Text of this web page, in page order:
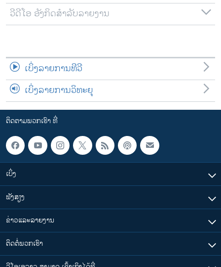
ວີດີໂອ ອັງກິດສຳລັບລາຍງານ
ເບິ່ງລາຍການທີວີ
ເບິ່ງລາຍການວິທະຍຸ
ຕິດຕາມພວກເຮົາ ທີ່
ເບິ່ງ
ຟັງສຽງ
ຂ່າວແລະລາຍງານ
ຕິດຕໍ່ພວກເຮົາ